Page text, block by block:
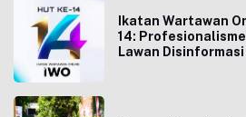
Ikatan Wartawan
14:
Lawan Disinformasi